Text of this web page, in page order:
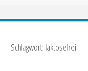
Schlagwort: laktosefrei